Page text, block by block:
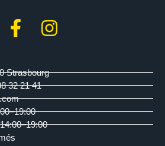
Strasbourg
32 21 41